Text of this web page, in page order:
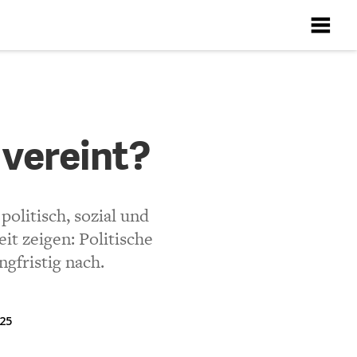
X
X
X
X
sozial und
zeigen: Politische
nach.
X